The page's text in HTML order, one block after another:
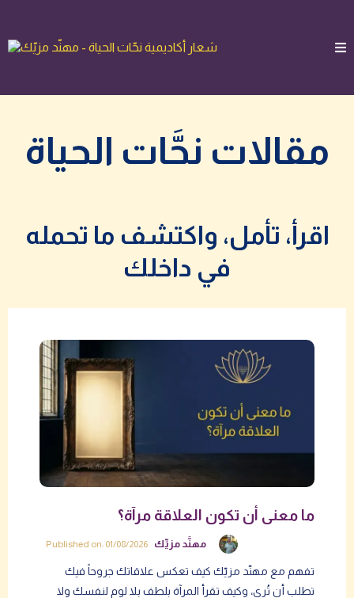
مقالات نحَّات الحياة
اقرأ، تأمل، واكتشف ما تحمله
في داخلك
ما معنى أن تكون العلاقة مرآة؟
مهنَّد مزيِّك Published on: 01/08/2026
تفهم مع مهنّد مزيّك كيف تعكس علاقاتك جروحاً فيك
تطلب أن تُرى، وكيف تقرأ المرآة بلطف بلا لومٍ لنفسك ولا